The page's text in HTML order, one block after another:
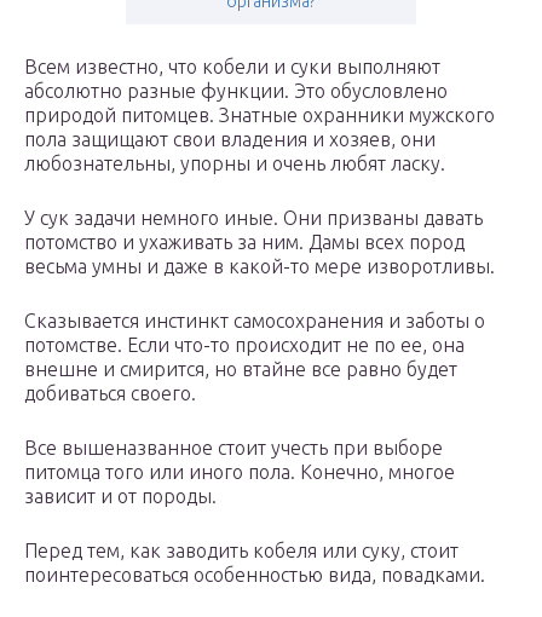
Всем известно, что кобели и суки выполняют
абсолютно разные функции. Это обусловлено
природой питомцев. Знатные охранники мужского
пола защищают свои владения и хозяев, они
любознательны, упорны и очень любят ласку.
У сук задачи немного иные. Они призваны давать
потомство и ухаживать за ним. Дамы всех пород
весьма умны и даже в какой-то мере изворотливы.
Сказывается инстинкт самосохранения и заботы о
потомстве. Если что-то происходит не по ее, она
внешне и смирится, но втайне все равно будет
добиваться своего.
Все вышеназванное стоит учесть при выборе
питомца того или иного пола. Конечно, многое
зависит и от породы.
Перед тем, как заводить кобеля или суку, стоит
поинтересоваться особенностью вида, повадками.